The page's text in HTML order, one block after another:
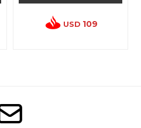
USD 109